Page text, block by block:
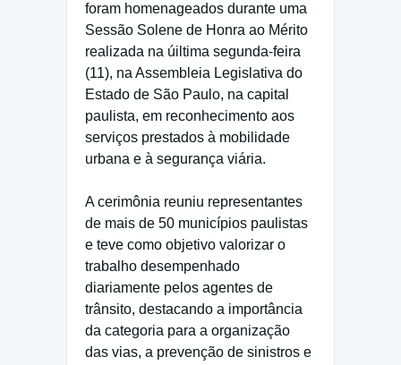
foram homenageados durante uma
Sessão Solene de Honra ao Mérito
realizada na úiltima segunda-feira
(11), na Assembleia Legislativa do
Estado de São Paulo, na capital
paulista, em reconhecimento aos
serviços prestados à mobilidade
urbana e à segurança viária.
A cerimônia reuniu representantes
de mais de 50 municípios paulistas
e teve como objetivo valorizar o
trabalho desempenhado
diariamente pelos agentes de
trânsito, destacando a importância
da categoria para a organização
das vias, a prevenção de sinistros e